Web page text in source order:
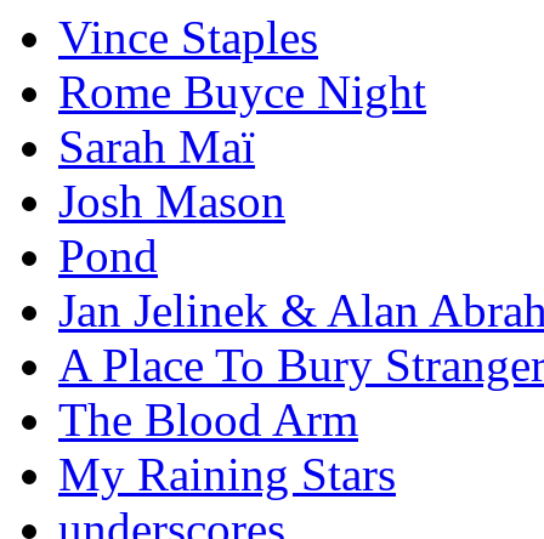
Vince Staples
Rome Buyce Night
Sarah Maï
Josh Mason
Pond
Jan Jelinek & Alan
A Place To Bury
The Blood Arm
My Raining Stars
underscores